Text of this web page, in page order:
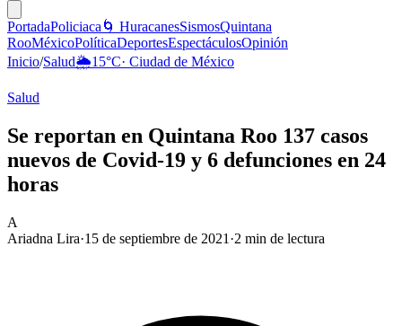
PortadaPoliciaca 🌀 HuracanesSismosQuintana
RooMéxicoPolíticaDeportesEspectáculosOpinión
Inicio/Salud🌦️15°C· Ciudad de México
Salud
Se reportan en Quintana Roo 137 casos
nuevos de Covid-19 y 6 defunciones en 24
horas
A
Ariadna Lira·15 de septiembre de 2021 ·2 min de lectura